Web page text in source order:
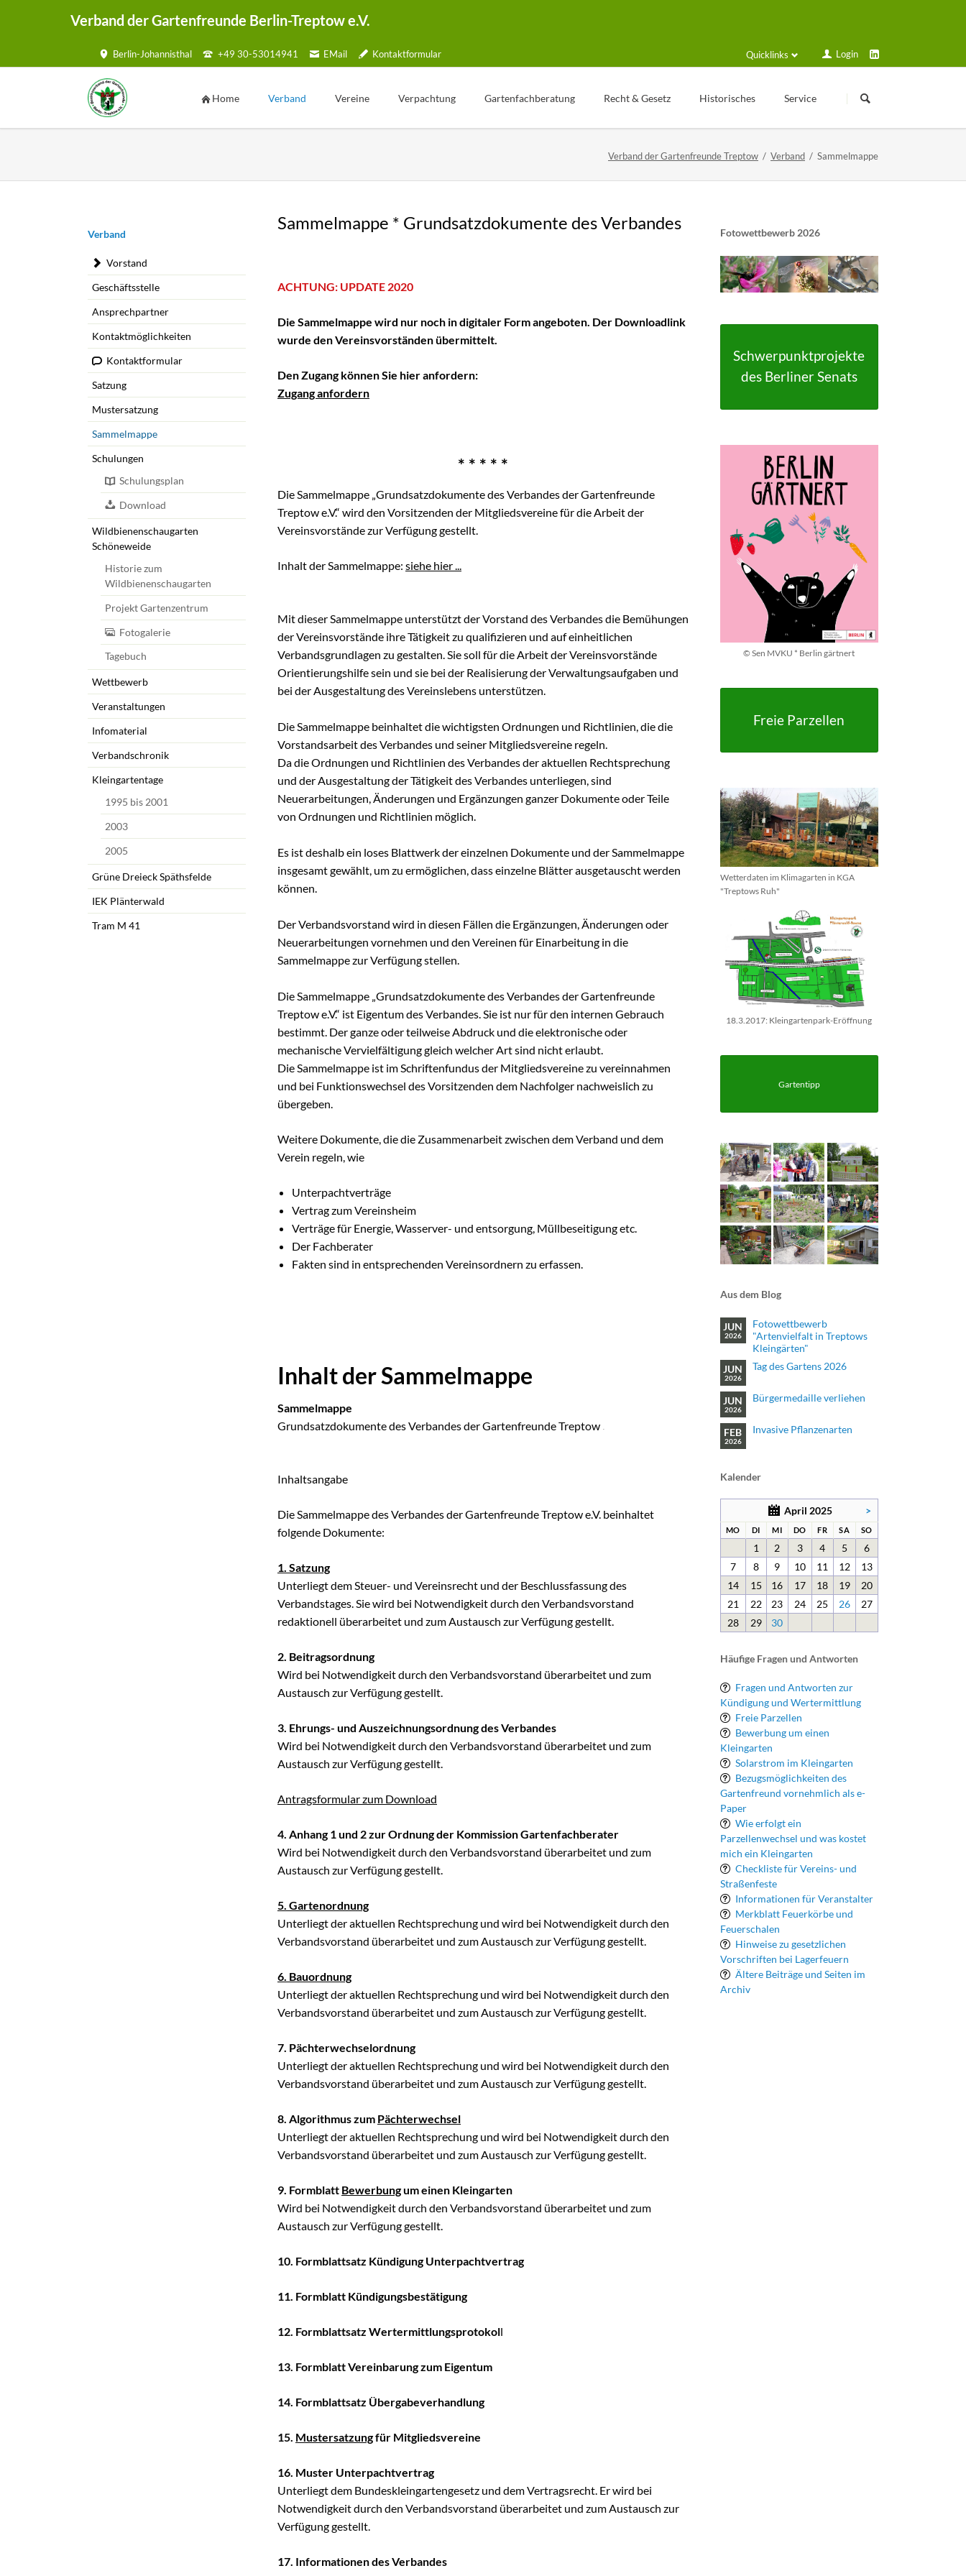
Verband der Gartenfreunde Berlin-Treptow e.V.
Berlin-Johannisthal +49 30-53014941 EMail Kontaktformular Login
Quicklinks
überspringen
Home Verband
Kontaktformular
Schulungen
Wildbienenschaugarten Schöneweide
Wettbewerb
Veranstaltungen
IEK Plänterwald
Tram M 41
Vereine Verpachtung
Wertermittlung
Gartenfachberatung
Gartenbilder
Recht & Gesetz Historisches
Texte zur Geschichte
Service
Formulare und Anträge
Gartenfreund online
Kalender
FAQ
Newsletter
Links
Suche
Verband der Gartenfreunde Treptow Verband Sammelmappe
Sammelmappe * Grundsatzdokumente des Verbandes
ACHTUNG: UPDATE 2020
Die Sammelmappe wird nur noch in digitaler Form angeboten. Der Downloadlink
wurde den Vereinsvorständen übermittelt.
Den Zugang können Sie hier anfordern:
Zugang anfordern
* * * * *
Die Sammelmappe „Grundsatzdokumente des Verbandes der Gartenfreunde
Treptow e.V.“ wird den Vorsitzenden der Mitgliedsvereine für die Arbeit der
Vereinsvorstände zur Verfügung gestellt.
Inhalt der Sammelmappe: siehe hier ...
Mit dieser Sammelmappe unterstützt der Vorstand des Verbandes die Bemühungen
der Vereinsvorstände ihre Tätigkeit zu qualifizieren und auf einheitlichen
Verbandsgrundlagen zu gestalten. Sie soll für die Arbeit der Vereinsvorstände
Orientierungshilfe sein und sie bei der Realisierung der Verwaltungsaufgaben und
bei der Ausgestaltung des Vereinslebens unterstützen.
Die Sammelmappe beinhaltet die wichtigsten Ordnungen und Richtlinien, die die
Vorstandsarbeit des Verbandes und seiner Mitgliedsvereine regeln.
Da die Ordnungen und Richtlinien des Verbandes der aktuellen Rechtsprechung
und der Ausgestaltung der Tätigkeit des Verbandes unterliegen, sind
Neuerarbeitungen, Änderungen und Ergänzungen ganzer Dokumente oder Teile
von Ordnungen und Richtlinien möglich.
Es ist deshalb ein loses Blattwerk der einzelnen Dokumente und der Sammelmappe
insgesamt gewählt, um zu ermöglichen, dass einzelne Blätter ausgetauscht werden
können.
Der Verbandsvorstand wird in diesen Fällen die Ergänzungen, Änderungen oder
Neuerarbeitungen vornehmen und den Vereinen für Einarbeitung in die
Sammelmappe zur Verfügung stellen.
Die Sammelmappe „Grundsatzdokumente des Verbandes der Gartenfreunde
Treptow e.V.“ ist Eigentum des Verbandes. Sie ist nur für den internen Gebrauch
bestimmt. Der ganze oder teilweise Abdruck und die elektronische oder
mechanische Vervielfältigung gleich welcher Art sind nicht erlaubt.
Die Sammelmappe ist im Schriftenfundus der Mitgliedsvereine zu vereinnahmen
und bei Funktionswechsel des Vorsitzenden dem Nachfolger nachweislich zu
übergeben.
Weitere Dokumente, die die Zusammenarbeit zwischen dem Verband und dem
Verein regeln, wie
Unterpachtverträge
Vertrag zum Vereinsheim
Verträge für Energie, Wasserver- und entsorgung, Müllbeseitigung etc.
Der Fachberater
Fakten sind in entsprechenden Vereinsordnern zu erfassen.
Inhalt der Sammelmappe
Sammelmappe
Grundsatzdokumente des Verbandes der Gartenfreunde Treptow
-
Inhaltsangabe
Die Sammelmappe des Verbandes der Gartenfreunde Treptow e.V. beinhaltet
folgende Dokumente:
1. Satzung
Unterliegt dem Steuer- und Vereinsrecht und der Beschlussfassung des
Verbandstages. Sie wird bei Notwendigkeit durch den Verbandsvorstand
redaktionell überarbeitet und zum Austausch zur Verfügung gestellt.
2. Beitragsordnung
Wird bei Notwendigkeit durch den Verbandsvorstand überarbeitet und zum
Austausch zur Verfügung gestellt.
3. Ehrungs- und Auszeichnungsordnung des Verbandes
Wird bei Notwendigkeit durch den Verbandsvorstand überarbeitet und zum
Austausch zur Verfügung gestellt.
Antragsformular zum Download
4. Anhang 1 und 2 zur Ordnung der Kommission Gartenfachberater
Wird bei Notwendigkeit durch den Verbandsvorstand überarbeitet und zum
Austausch zur Verfügung gestellt.
5. Gartenordnung
Unterliegt der aktuellen Rechtsprechung und wird bei Notwendigkeit durch den
Verbandsvorstand überarbeitet und zum Austausch zur Verfügung gestellt.
6. Bauordnung
Unterliegt der aktuellen Rechtsprechung und wird bei Notwendigkeit durch den
Verbandsvorstand überarbeitet und zum Austausch zur Verfügung gestellt.
7. Pächterwechselordnung
Unterliegt der aktuellen Rechtsprechung und wird bei Notwendigkeit durch den
Verbandsvorstand überarbeitet und zum Austausch zur Verfügung gestellt.
8. Algorithmus zum Pächterwechsel
Unterliegt der aktuellen Rechtsprechung und wird bei Notwendigkeit durch den
Verbandsvorstand überarbeitet und zum Austausch zur Verfügung gestellt.
9. Formblatt Bewerbungum einen Kleingarten
Wird bei Notwendigkeit durch den Verbandsvorstand überarbeitet und zum
Austausch zur Verfügung gestellt.
10. Formblattsatz Kündigung Unterpachtvertrag
11. Formblatt Kündigungsbestätigung
12. Formblattsatz Wertermittlungsprotokoll
13. Formblatt Vereinbarung zum Eigentum
14. Formblattsatz Übergabeverhandlung
15. Mustersatzungfür Mitgliedsvereine
16. Muster Unterpachtvertrag
Unterliegt dem Bundeskleingartengesetz und dem Vertragsrecht. Er wird bei
Notwendigkeit durch den Verbandsvorstand überarbeitet und zum Austausch zur
Verfügung gestellt.
17. Informationen des Verbandes
Navigation
Verband
Vorstand
Geschäftsstelle
Ansprechpartner
Kontaktmöglichkeiten
Kontaktformular
Satzung
Mustersatzung
Sammelmappe
Schulungen
Schulungsplan
Download
Wildbienenschaugarten
Schöneweide
Historie zum
Wildbienenschaugarten
Projekt Gartenzentrum
Fotogalerie
Tagebuch
Wettbewerb
Veranstaltungen
Infomaterial
Verbandschronik
Kleingartentage
1995 bis 2001
2003
2005
Grüne Dreieck Späthsfelde
IEK Plänterwald
Tram M 41
Fotowettbewerb 2026
Schwerpunktprojekte
des Berliner Senats
© Sen MVKU * Berlin gärtnert
Freie Parzellen
Wetterdaten im Klimagarten in KGA
"Treptows Ruh"
18.3.2017: Kleingartenpark-Eröffnung
Gartentipp
Aus dem Blog
JUN
2026
Fotowettbewerb
"Artenvielfalt in Treptows
Kleingärten"
JUN
2026
Tag des Gartens 2026
JUN
2026
Bürgermedaille verliehen
FEB
2026
Invasive Pflanzenarten
Kalender
April 2025 >
MO NTAG
DI ENSTAG
MITTWOCH
DO NNERSTAG
FREITAG
SA MSTAG
SO
1 2 3 4 5
6
7
8 9 10 11 12
13
14
15 16 17 18 19
20
21
22 23 24 25 26
27
28
29 30
Häufige Fragen und Antworten
Fragen und Antworten zur
Kündigung und Wertermittlung
Freie Parzellen
Bewerbung um einen
Kleingarten
Solarstrom im Kleingarten
Bezugsmöglichkeiten des
Gartenfreund vornehmlich als e-
Paper
Wie erfolgt ein
Parzellenwechsel und was kostet
mich ein Kleingarten
Checkliste für Vereins- und
Straßenfeste
Informationen für Veranstalter
Merkblatt Feuerkörbe und
Feuerschalen
Hinweise zu gesetzlichen
Vorschriften bei Lagerfeuern
Ältere Beiträge und Seiten im
Archiv